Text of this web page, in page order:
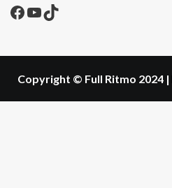
Facebook
YouTube
TikTok
Copyright © Full Ritmo 2024 |